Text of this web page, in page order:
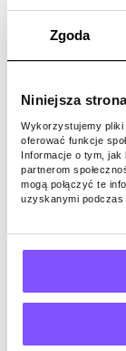
Zgoda
Niniejsza
Wykorzystujemy
oferować funkcje
Informacje o tym,
partnerom
mogą połączyć te
uzyskanymi podczas
które
Starbucks
kilka